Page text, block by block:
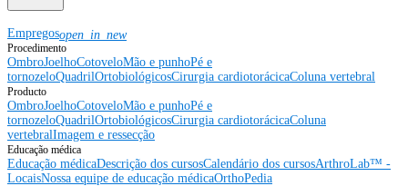
Empregosopen_in_new
Procedimento
OmbroJoelhoCotoveloMão e punhoPé e
tornozeloQuadrilOrtobiológicosCirurgia cardiotorácicaColuna vertebral
Producto
OmbroJoelhoCotoveloMão e punhoPé e
tornozeloQuadrilOrtobiológicosCirurgia cardiotorácicaColuna
vertebralImagem e ressecção
Educação médica
Educação médicaDescrição dos cursosCalendário dos cursosArthroLab™ -
LocaisNossa equipe de educação médicaOrthoPedia